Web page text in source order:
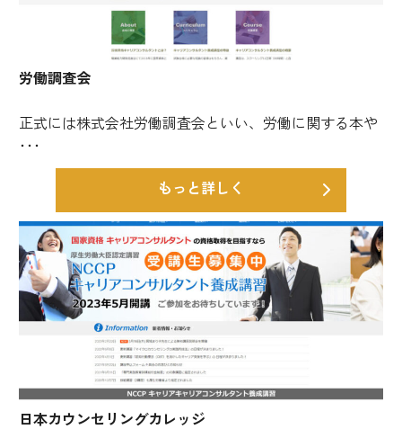
労働調査会
正式には株式会社労働調査会といい、労働に関する本や
･･･
もっと詳しく
日本カウンセリングカレッジ